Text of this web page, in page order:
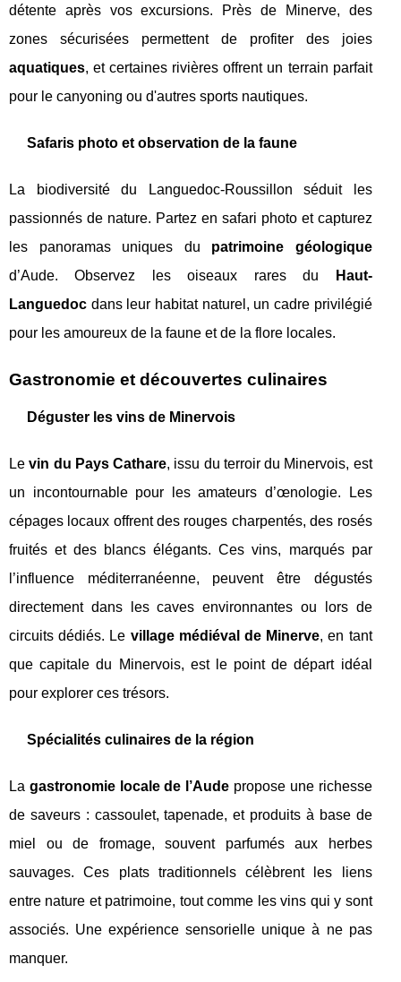
détente après vos excursions. Près de Minerve, des
zones sécurisées permettent de profiter des joies
aquatiques, et certaines rivières offrent un terrain parfait
pour le canyoning ou d'autres sports nautiques.
Safaris photo et observation de la faune
La biodiversité du Languedoc-Roussillon séduit les
passionnés de nature. Partez en safari photo et capturez
les panoramas uniques du patrimoine géologique
d’Aude. Observez les oiseaux rares du
Haut-
Languedoc dans leur habitat naturel, un cadre privilégié
pour les amoureux de la faune et de la flore locales.
Gastronomie et découvertes culinaires
Déguster les vins de Minervois
Levin du Pays Cathare, issu du terroir du Minervois, est
un incontournable pour les amateurs d’œnologie. Les
cépages locaux offrent des rouges charpentés, des rosés
fruités et des blancs élégants. Ces vins, marqués par
l’influence méditerranéenne, peuvent être dégustés
directement dans les caves environnantes ou lors de
circuits dédiés. Le village médiéval de Minerve, en tant
que capitale du Minervois, est le point de départ idéal
pour explorer ces trésors.
Spécialités culinaires de la région
La gastronomie locale de l’Aude propose une richesse
de saveurs : cassoulet, tapenade, et produits à base de
miel ou de fromage, souvent parfumés aux herbes
sauvages. Ces plats traditionnels célèbrent les liens
entre nature et patrimoine, tout comme les vins qui y sont
associés. Une expérience sensorielle unique à ne pas
manquer.